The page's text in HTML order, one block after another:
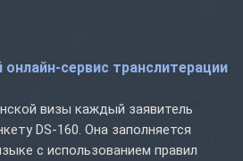
сервис транслитерации
визы каждый заявитель
DS-160. Она заполняется
с использованием правил